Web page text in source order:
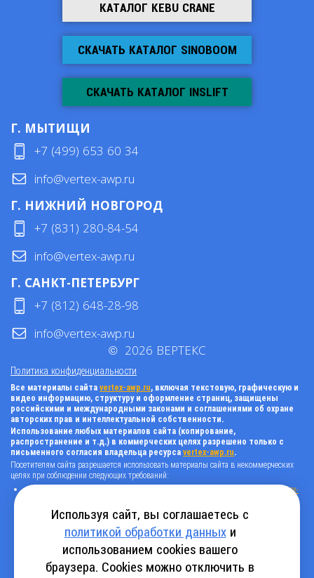
КАТАЛОГ KEBU CRANE
СКАЧАТЬ КАТАЛОГ SINOBOOM
СКАЧАТЬ КАТАЛОГ INSLIFT
Г. МЫТИЩИ
+7 (499) 653 60 34
info@vertex-awp.ru
Г. НИЖНИЙ НОВГОРОД
+7 (831) 280-84-54
info@vertex-awp.ru
Г. САНКТ-ПЕТЕРБУРГ
+7 (812) 648-28-98
info@vertex-awp.ru
Политика конфиденциальности
© 2026 ВЕРТЕКС
Все материалы сайта vertex-awp.ru, включая текстовую, графическую и
видео информацию, структуру и оформление страниц, защищены
российскими и международными законами и соглашениями об охране
авторских прав и интеллектуальной собственности.
Использование любых материалов сайта (копирование,
распространение и т.д.) в коммерческих целях разрешено только с
письменного согласия владельца ресурса vertex-awp.ru.
Посетителям сайта разрешается использовать материалы сайта в некоммерческих
целях при соблюдении следующих требований:
поставить прямую активную гиперссылку на оригинал в виде: «источник
vertex-
системами, т.е. запрещено применять «noindex», «nofollow» и любые другие
способы, нельзя использовать редирект в ссылках;
все ссылки, имеющиеся в тексте материала, должны оставаться в неизменном
виде и быть прямыми и активными;
в случае регулярного использования материалов сайтаvertex-awp.ru
активная ссылка на ресурс должна быть размещена на главной странице вашего
сайта (в любом видимом месте).
Используя сайт, вы соглашаетесь с
политикой обработки данныхи
использованием cookies вашего
браузера. Cookies можно отключить в